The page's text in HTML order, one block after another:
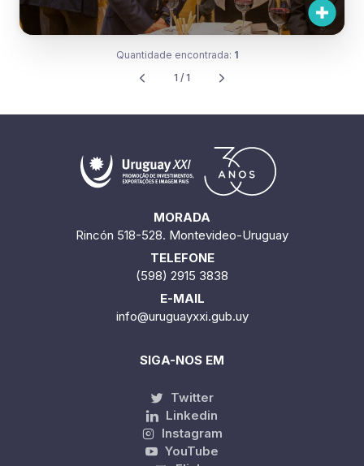
Quantidade encontrada: 1
1 / 1
MORADA
Rincón 518-528. Montevideo-Uruguay
TELEFONE
(598) 2915 3838
E-MAIL
info@uruguayxxi.gub.uy
SIGA-NOS EM
Twitter
Linkedin
Instagram
YouTube